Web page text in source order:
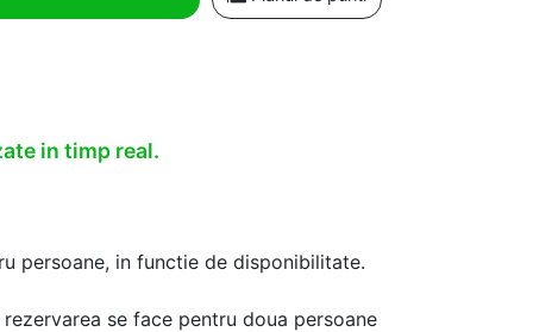
in timp real.
persoane, in functie de disponibilitate.
se face pentru doua persoane